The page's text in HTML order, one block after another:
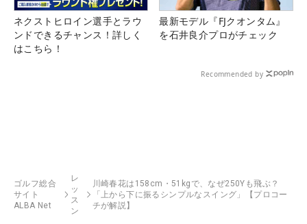
ネクストヒロイン選手とラウ
ンドできるチャンス！詳しく
はこちら！
最新モデル『FJクオンタム』
を石井良介プロがチェック
Recommended by
ゴルフ総合
サイト
ALBA Net
レ
ッ
ス
ン
川崎春花は158cm・51kgで、なぜ250Yも飛ぶ？
「上から下に振るシンプルなスイング」【プロコー
チが解説】